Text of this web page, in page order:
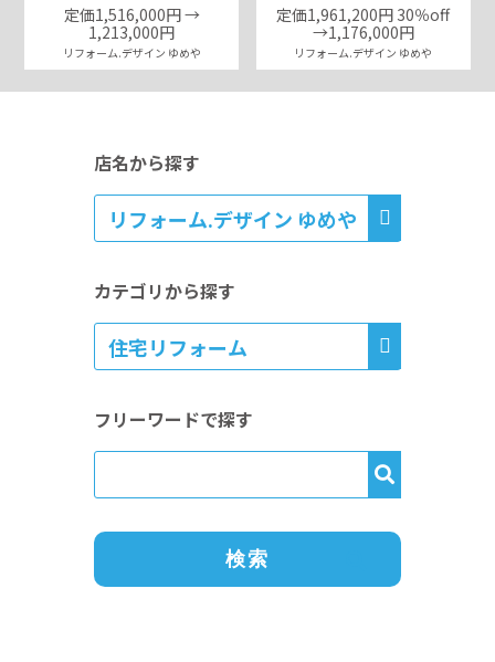
定価1,516,000円 →
1,213,000円
リフォーム.デザイン ゆめや
定価1,961,200円 30％off
→1,176,000円
リフォーム.デザイン ゆめや
店名から探す
カテゴリから探す
フリーワードで探す